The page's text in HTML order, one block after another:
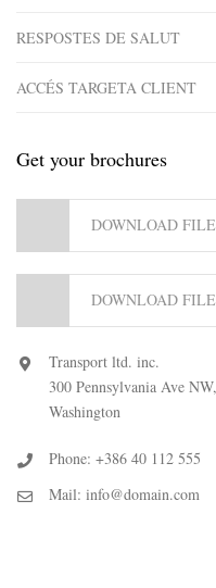
RESPOSTES DE SALUT
ACCÉS TARGETA CLIENT
Get your brochures
DOWNLOAD FILE
DOWNLOAD FILE
Transport ltd. inc.
300 Pennsylvania Ave NW,
Washington
Phone: +386 40 112 555
Mail: info@domain.com